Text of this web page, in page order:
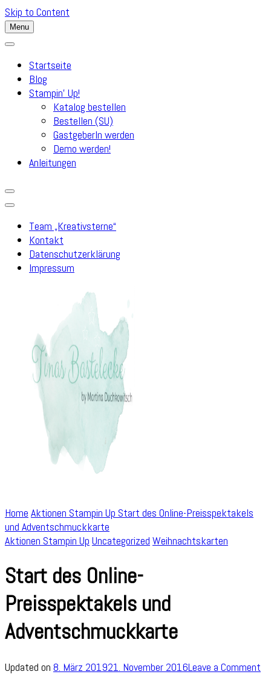
Skip to Content
Menu
Startseite
Blog
Stampin’ Up!
Katalog bestellen
Bestellen (SU)
GastgeberIn werden
Demo werden!
Anleitungen
Team „Kreativsterne“
Kontakt
Datenschutzerklärung
Impressum
Home Aktionen Stampin Up Start des Online-Preisspektakels
und Adventschmuckkarte
Aktionen Stampin Up Uncategorized Weihnachtskarten
Start des Online-
Preisspektakels und
Adventschmuckkarte
Updated on 8. März 201921. November 2016Leave a Comment